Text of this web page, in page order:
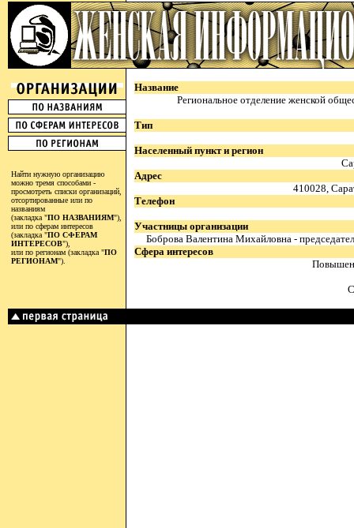
Найти нужную организацию
можно тремя способами -
просмотреть списки организаций,
отсортированные или по
названиям
(закладка "ПО НАЗВАНИЯМ"),
или по сферам интересов
(закладка "ПО СФЕРАМ
ИНТЕРЕСОВ"),
или по регионам (закладка "ПО
РЕГИОНАМ").
Название
Региональное отделение женской
Тип
Населенный пункт и регион
Адрес
410028,
Телефон
Участницы организации
Боброва Валентина Михайловна -
Сфера интересов